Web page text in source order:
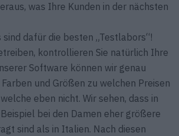
was Ihre Kunden in der nächsten
sind dafür die besten „Testlabors“!
kontrollieren Sie natürlich Ihre
Software können wir genau
und Größen zu welchen Preisen
eben nicht. Wir sehen, dass in
bei den Damen eher größere
sind als in Italien. Nach diesen